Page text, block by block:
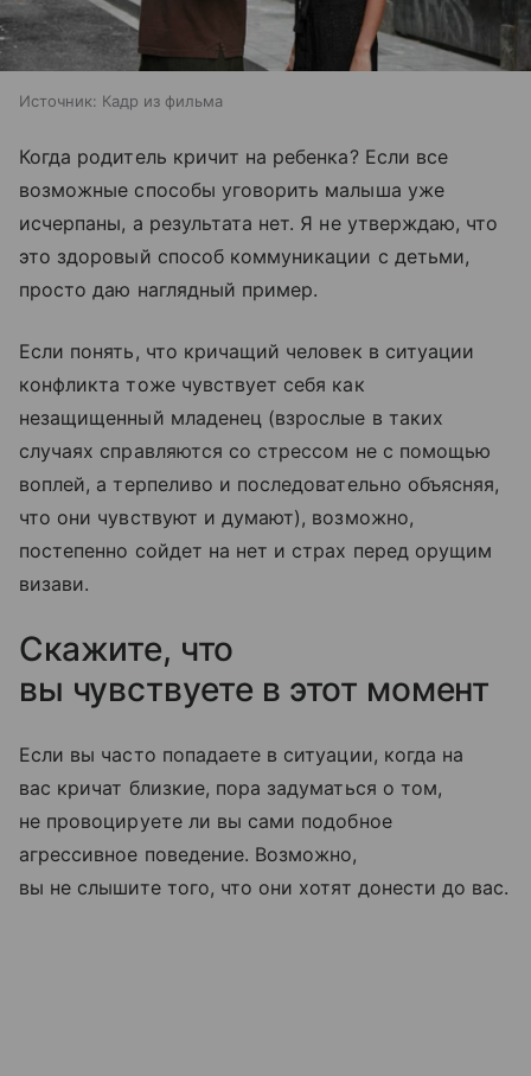
Источник: Кадр из фильма
Когда родитель кричит на ребенка? Если все
возможные способы уговорить малыша уже
исчерпаны, а результата нет. Я не утверждаю, что
это здоровый способ коммуникации с детьми,
просто даю наглядный пример.
Если понять, что кричащий человек в ситуации
конфликта тоже чувствует себя как
незащищенный младенец (взрослые в таких
случаях справляются со стрессом не с помощью
воплей, а терпеливо и последовательно объясняя,
что они чувствуют и думают), возможно,
постепенно сойдет на нет и страх перед орущим
визави.
Скажите, что
вы чувствуете в этот момент
Если вы часто попадаете в ситуации, когда на
вас кричат близкие, пора задуматься о том,
не провоцируете ли вы сами подобное
агрессивное поведение. Возможно,
вы не слышите того, что они хотят донести до вас.